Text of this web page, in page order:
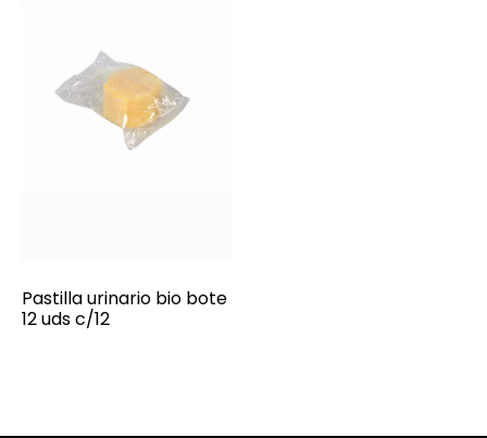
Pastilla urinario bio bote
12 uds c/12